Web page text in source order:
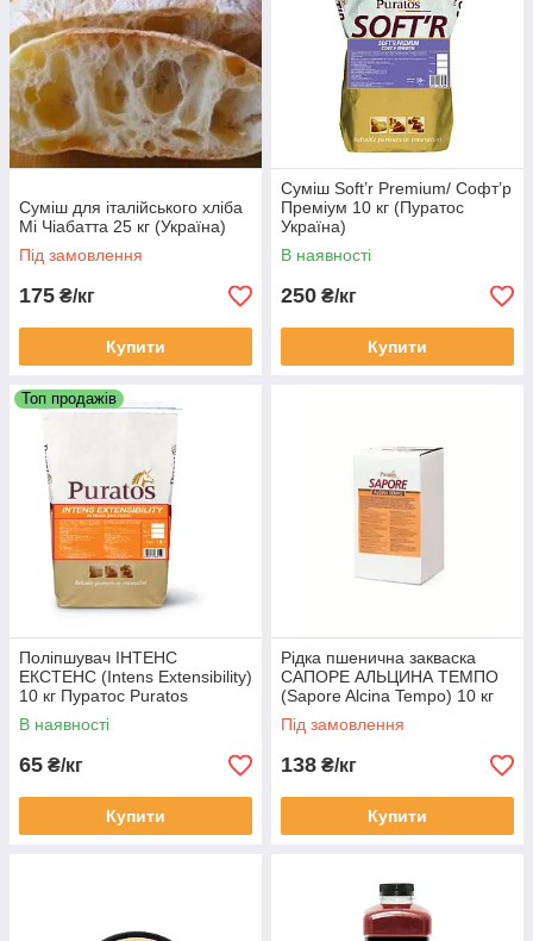
Суміш для італійського хліба
Мі Чіабатта 25 кг (Україна)
Під замовлення
175 ₴/кг
Купити
Суміш Soft’r Premium/ Cофт’р
Преміум 10 кг (Пуратос
Україна)
В наявності
250 ₴/кг
Купити
Топ продажів
Поліпшувач ІНТЕНС
ЕКСТЕНС (Intens Extensibility)
10 кг Пуратос Puratos
В наявності
65 ₴/кг
Купити
Рідка пшенична закваска
САПОРЕ АЛЬЦИНА ТЕМПО
(Sapore Alcina Tempo) 10 кг
Пуратос Puratos
Під замовлення
138 ₴/кг
Купити